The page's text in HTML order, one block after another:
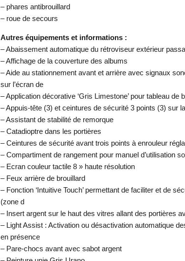
– phares antibrouillard
– roue de secours
Autres équipements et informations :
– Abaissement automatique du rétroviseur extérieur
– Affichage de la couverture des albums
– Aide au stationnement avant et arrière avec signaux
sur l’écran de
– Application décorative ‘Gris Limestone’ pour tableau de
– Appuis-tête (3) et ceintures de sécurité 3 points (3) sur
– Assistant de stabilité de remorque
– Catadioptre dans les portières
– Ceintures de sécurité avant trois points à enrouleur
– Compartiment de rangement pour manuel d’utilisation
– Ecran couleur tactile 8 » haute résolution
– Feux arrière de brouillard
– Fonction ‘Intuitive Touch’ permettant de faciliter et de
(zone d
– Insert argent sur le haut des vitres allant des portières
– Light Assist : Activation ou désactivation automatique
en présence
– Pare-chocs avant avec sabot argent